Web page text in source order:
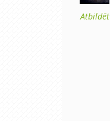
Atbildēt